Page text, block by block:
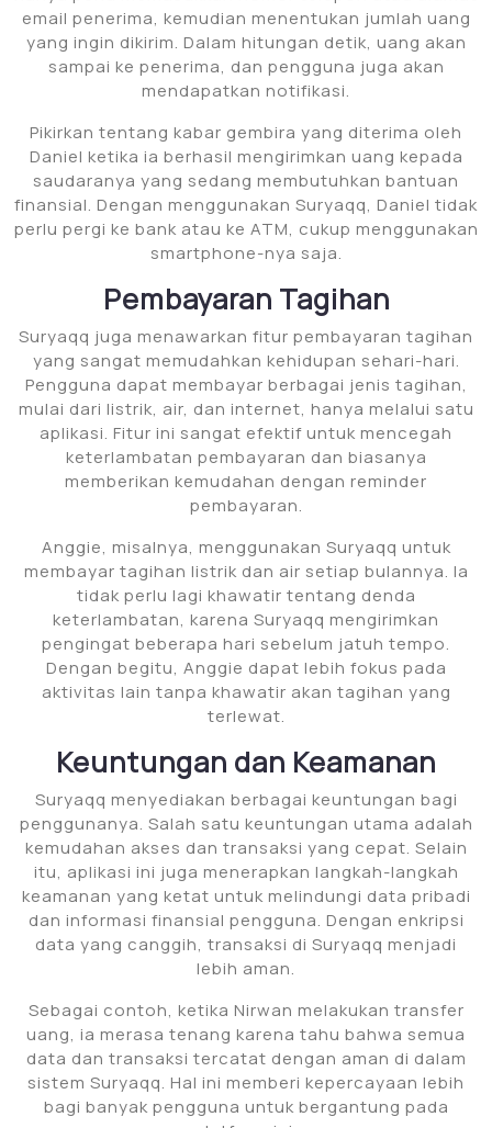
email penerima, kemudian menentukan jumlah uang
yang ingin dikirim. Dalam hitungan detik, uang akan
sampai ke penerima, dan pengguna juga akan
mendapatkan notifikasi.
Pikirkan tentang kabar gembira yang diterima oleh
Daniel ketika ia berhasil mengirimkan uang kepada
saudaranya yang sedang membutuhkan bantuan
finansial. Dengan menggunakan Suryaqq, Daniel tidak
perlu pergi ke bank atau ke ATM, cukup menggunakan
smartphone-nya saja.
Pembayaran Tagihan
Suryaqq juga menawarkan fitur pembayaran tagihan
yang sangat memudahkan kehidupan sehari-hari.
Pengguna dapat membayar berbagai jenis tagihan,
mulai dari listrik, air, dan internet, hanya melalui satu
aplikasi. Fitur ini sangat efektif untuk mencegah
keterlambatan pembayaran dan biasanya
memberikan kemudahan dengan reminder
pembayaran.
Anggie, misalnya, menggunakan Suryaqq untuk
membayar tagihan listrik dan air setiap bulannya. Ia
tidak perlu lagi khawatir tentang denda
keterlambatan, karena Suryaqq mengirimkan
pengingat beberapa hari sebelum jatuh tempo.
Dengan begitu, Anggie dapat lebih fokus pada
aktivitas lain tanpa khawatir akan tagihan yang
terlewat.
Keuntungan dan Keamanan
Suryaqq menyediakan berbagai keuntungan bagi
penggunanya. Salah satu keuntungan utama adalah
kemudahan akses dan transaksi yang cepat. Selain
itu, aplikasi ini juga menerapkan langkah-langkah
keamanan yang ketat untuk melindungi data pribadi
dan informasi finansial pengguna. Dengan enkripsi
data yang canggih, transaksi di Suryaqq menjadi
lebih aman.
Sebagai contoh, ketika Nirwan melakukan transfer
uang, ia merasa tenang karena tahu bahwa semua
data dan transaksi tercatat dengan aman di dalam
sistem Suryaqq. Hal ini memberi kepercayaan lebih
bagi banyak pengguna untuk bergantung pada